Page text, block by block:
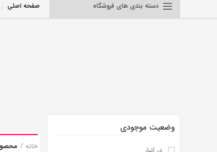
دسته بندی های فروشگاه صفحه اصلی
وضعیت موجودی
خانه